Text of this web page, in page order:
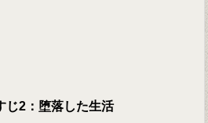
じ2：堕落した生活